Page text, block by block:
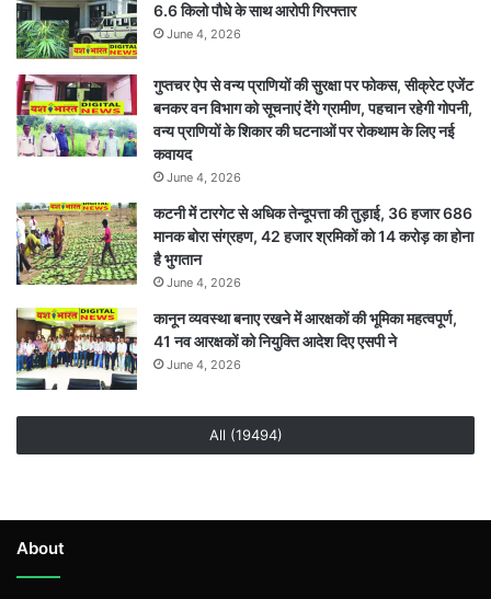
ब्रेक!
6.6 किलो पौधे के साथ आरोपी गिरफ्तार
June 4, 2026
गुप्तचर ऐप से वन्य प्राणियों की सुरक्षा पर फोकस, सीक्रेट एजेंट
बनकर वन विभाग को सूचनाएं देेंगे ग्रामीण, पहचान रहेगी गोपनी,
वन्य प्राणियों के शिकार की घटनाओं पर रोकथाम के लिए नई
कवायद
June 4, 2026
कटनी में टारगेट से अधिक तेन्दूपत्ता की तुड़ाई, 36 हजार 686
मानक बोरा संग्रहण, 42 हजार श्रमिकों को 14 करोड़ का होना
है भुगतान
June 4, 2026
कानून व्यवस्था बनाए रखने में आरक्षकों की भूमिका महत्वपूर्ण,
41 नव आरक्षकों को नियुक्ति आदेश दिए एसपी ने
June 4, 2026
All (19494)
About